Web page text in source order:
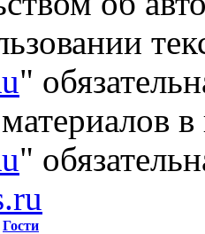
"
"
Гости